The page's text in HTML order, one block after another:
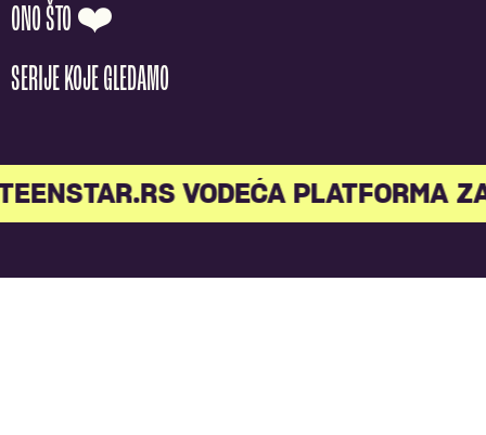
ONO ŠTO ❤️
SERIJE KOJE GLEDAMO
VODEĆA PLATFORMA